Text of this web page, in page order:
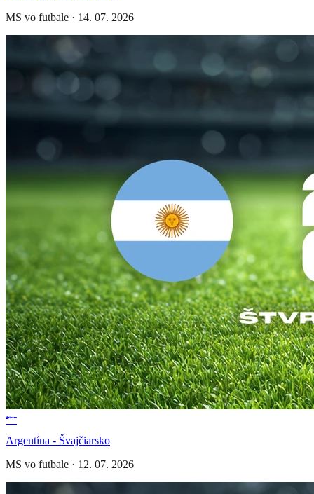
MS vo futbale · 14. 07. 2026
Argentína - Švajčiarsko
MS vo futbale · 12. 07. 2026